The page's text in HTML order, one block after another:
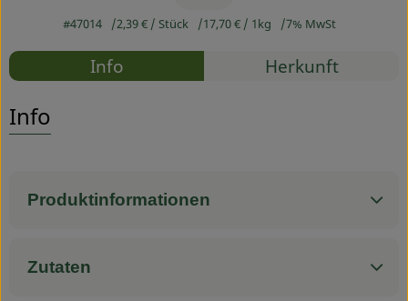
Blog & Aktuelles
#47014 2,39 € / Stück 17,70 € / 1kg 7% MwSt
Rezepte
Info Herkunft
Info
Produktinformationen
Zutaten